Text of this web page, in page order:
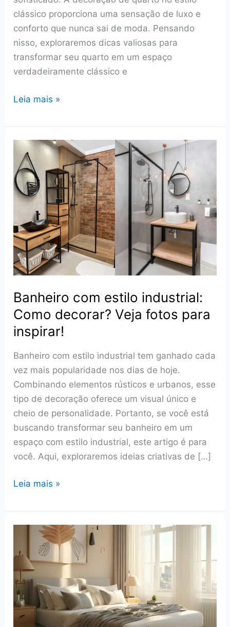
clássico proporciona uma sensação de luxo e
conforto que nunca sai de moda. Pensando
nisso, exploraremos dicas valiosas para
transformar seu quarto em um espaço
verdadeiramente clássico e
Quarto
estilo
clássico:
Como
decorar?
Veja
fotos
ideias
elegantes!
Leia mais »
Banheiro com estilo industrial:
Como decorar? Veja fotos para
inspirar!
Banheiro com estilo industrial tem ganhado cada
vez mais popularidade nos dias de hoje.
Combinando elementos rústicos e urbanos, esse
tipo de decoração oferece um visual único e
cheio de personalidade. Portanto, se você está
buscando transformar seu banheiro em um
espaço com estilo industrial, este artigo é para
você. Aqui, exploraremos ideias criativas de […]
Banheiro
estilo
industrial:
decorar?
Veja
fotos
para
inspirar!
Leia mais »